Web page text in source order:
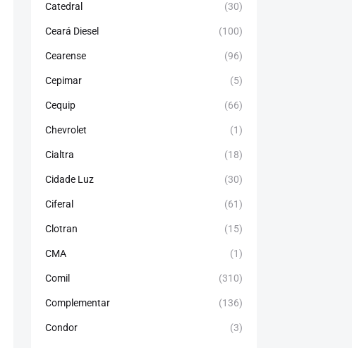
Catedral (30)
Ceará Diesel (100)
Cearense (96)
Cepimar (5)
Cequip (66)
Chevrolet (1)
Cialtra (18)
Cidade Luz (30)
Ciferal (61)
Clotran (15)
CMA (1)
Comil (310)
Complementar (136)
Condor (3)